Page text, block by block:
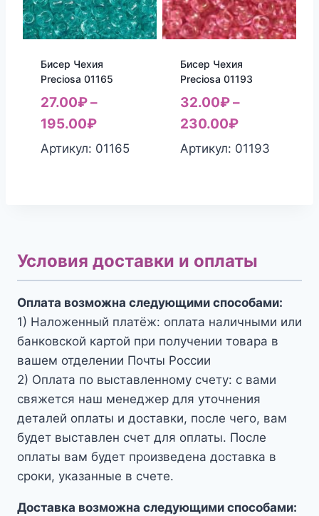
Бисер Чехия
Preciosa 01165
27.00₽–
195.00₽
Артикул: 01165
Бисер Чехия
Preciosa 01193
32.00₽–
230.00₽
Артикул: 01193
Условия доставки и оплаты
Оплата возможна следующими способами:
1) Наложенный платёж: оплата наличными или
банковской картой при получении товара в
вашем отделении Почты России
2) Оплата по выставленному счету: с вами
свяжется наш менеджер для уточнения
деталей оплаты и доставки, после чего, вам
будет выставлен счет для оплаты. После
оплаты вам будет произведена доставка в
сроки, указанные в счете.
Доставка возможна следующими способами: